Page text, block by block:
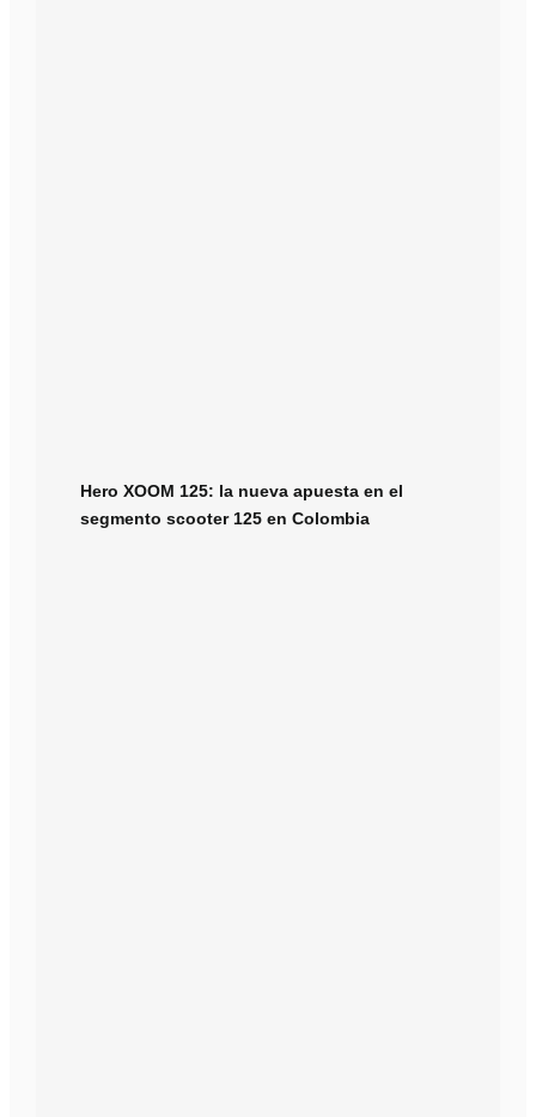
Hero XOOM 125: la nueva apuesta en el
segmento scooter 125 en Colombia